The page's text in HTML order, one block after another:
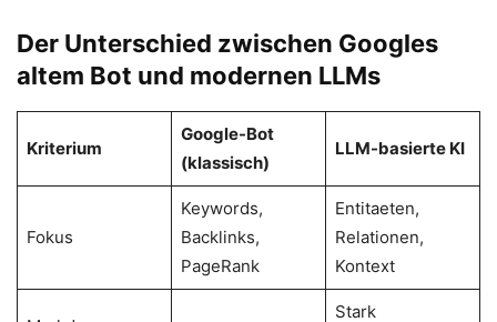
Der Unterschied zwischen Googles
altem Bot und modernen LLMs
Kriterium
Google-Bot
(klassisch)
LLM-basierte KI
Fokus
Keywords,
Backlinks,
PageRank
Entitaeten,
Relationen,
Kontext
Stark